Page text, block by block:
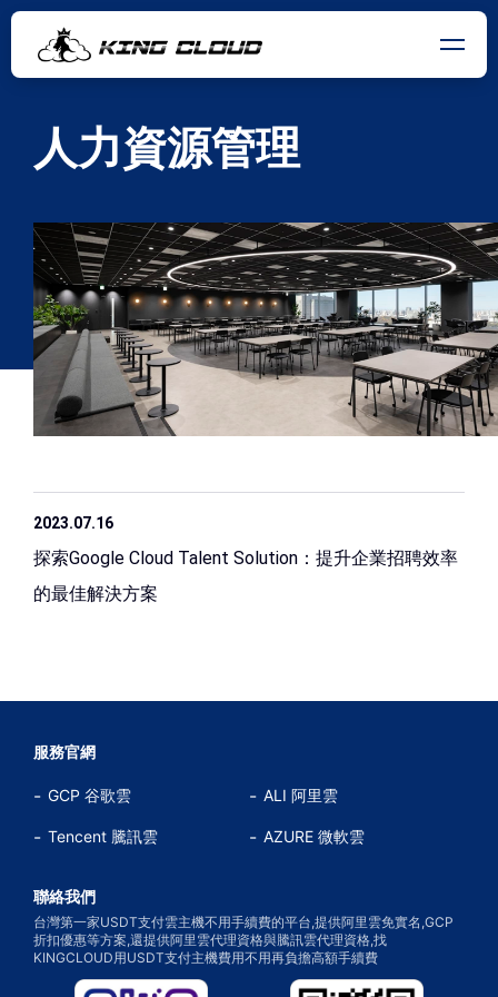
人力資源管理
2023.07.16
探索Google Cloud Talent Solution：提升企業招聘效率
的最佳解決方案
服務官網
GCP 谷歌雲 ALI 阿里雲
Tencent 騰訊雲 AZURE 微軟雲
聯絡我們
台灣第一家USDT支付雲主機不用手續費的平台,提供阿里雲免實名,GCP
折扣優惠等方案,還提供阿里雲代理資格與騰訊雲代理資格,找
KINGCLOUD用USDT支付主機費用不用再負擔高額手續費